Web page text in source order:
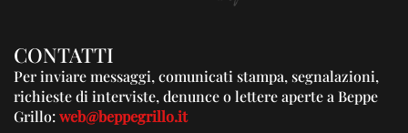
CONTATTI
Per inviare messaggi, comunicati stampa, segnalazioni,
richieste di interviste, denunce o lettere aperte a Beppe
Grillo:web@beppegrillo.it